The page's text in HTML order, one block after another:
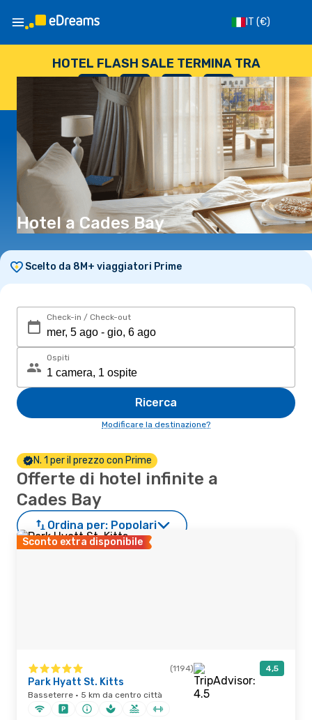
IT (€)
HOTEL FLASH SALE TERMINA TRA
--
GIORNI
: --
ORE
: --
SECONDI
Hotel a Cades Bay
Scelto da 8M+ viaggiatori Prime
Check-in / Check-out
Ospiti
Ricerca
Modificare la destinazione?
N. 1 per il prezzo con Prime
Offerte di hotel infinite a
Cades Bay
Ordina per: Popolari
Sconto extra disponibile
(1194) 4,5
Park Hyatt St. Kitts
Basseterre · 5 km da centro città